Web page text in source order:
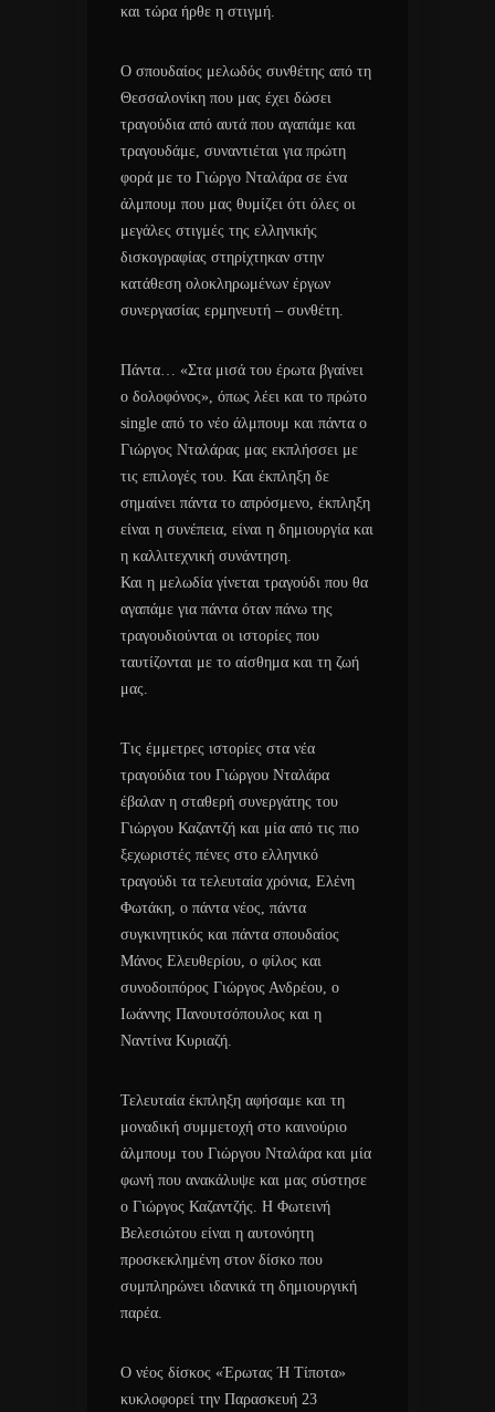
και τώρα ήρθε η στιγμή.
Ο σπουδαίος μελωδός συνθέτης από τη
Θεσσαλονίκη που μας έχει δώσει
τραγούδια από αυτά που αγαπάμε και
τραγουδάμε, συναντιέται για πρώτη
φορά με το Γιώργο Νταλάρα σε ένα
άλμπουμ που μας θυμίζει ότι όλες οι
μεγάλες στιγμές της ελληνικής
δισκογραφίας στηρίχτηκαν στην
κατάθεση ολοκληρωμένων έργων
συνεργασίας ερμηνευτή – συνθέτη.
Πάντα… «Στα μισά του έρωτα βγαίνει
ο δολοφόνος», όπως λέει και το πρώτο
single από το νέο άλμπουμ και πάντα ο
Γιώργος Νταλάρας μας εκπλήσσει με
τις επιλογές του. Και έκπληξη δε
σημαίνει πάντα το απρόσμενο, έκπληξη
είναι η συνέπεια, είναι η δημιουργία και
η καλλιτεχνική συνάντηση.
Και η μελωδία γίνεται τραγούδι που θα
αγαπάμε για πάντα όταν πάνω της
τραγουδιούνται οι ιστορίες που
ταυτίζονται με το αίσθημα και τη ζωή
μας.
Τις έμμετρες ιστορίες στα νέα
τραγούδια του Γιώργου Νταλάρα
έβαλαν η σταθερή συνεργάτης του
Γιώργου Καζαντζή και μία από τις πιο
ξεχωριστές πένες στο ελληνικό
τραγούδι τα τελευταία χρόνια, Ελένη
Φωτάκη, ο πάντα νέος, πάντα
συγκινητικός και πάντα σπουδαίος
Μάνος Ελευθερίου, ο φίλος και
συνοδοιπόρος Γιώργος Ανδρέου, ο
Ιωάννης Πανουτσόπουλος και η
Ναντίνα Κυριαζή.
Τελευταία έκπληξη αφήσαμε και τη
μοναδική συμμετοχή στο καινούριο
άλμπουμ του Γιώργου Νταλάρα και μία
φωνή που ανακάλυψε και μας σύστησε
ο Γιώργος Καζαντζής. Η Φωτεινή
Βελεσιώτου είναι η αυτονόητη
προσκεκλημένη στον δίσκο που
συμπληρώνει ιδανικά τη δημιουργική
παρέα.
Ο νέος δίσκος «Έρωτας Ή Τίποτα»
κυκλοφορεί την Παρασκευή 23